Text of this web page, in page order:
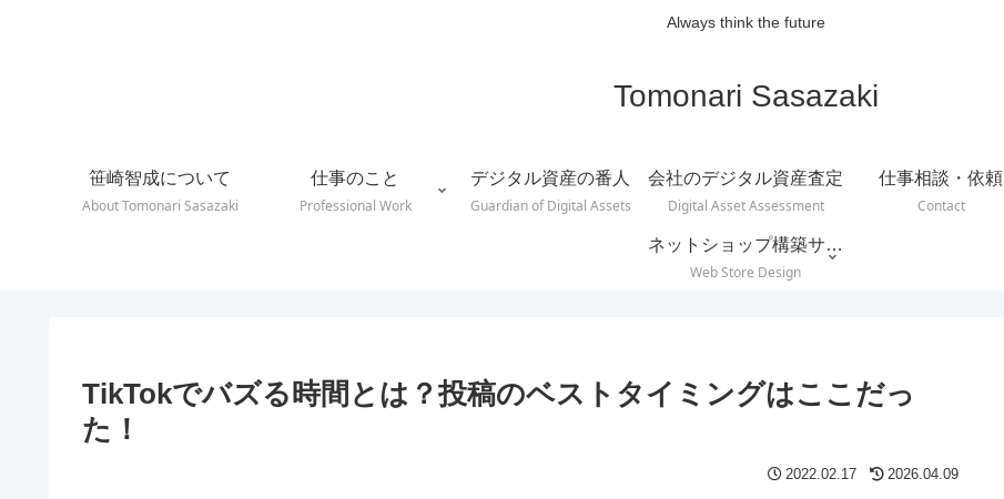
Always think the future
Tomonari Sasazaki
笹崎智成について
About Tomonari Sasazaki
仕事のこと
Professional Work
デジタル資産の番人
Guardian of Digital Assets
会社のデジタル資産査定
Digital Asset Assessment
仕事相談・依頼
Contact
ネットショップ構築サービス
Web Store Design
TikTokでバズる時間とは？投稿のベストタイミングはここだっ
た！
2022.02.17 2026.04.09